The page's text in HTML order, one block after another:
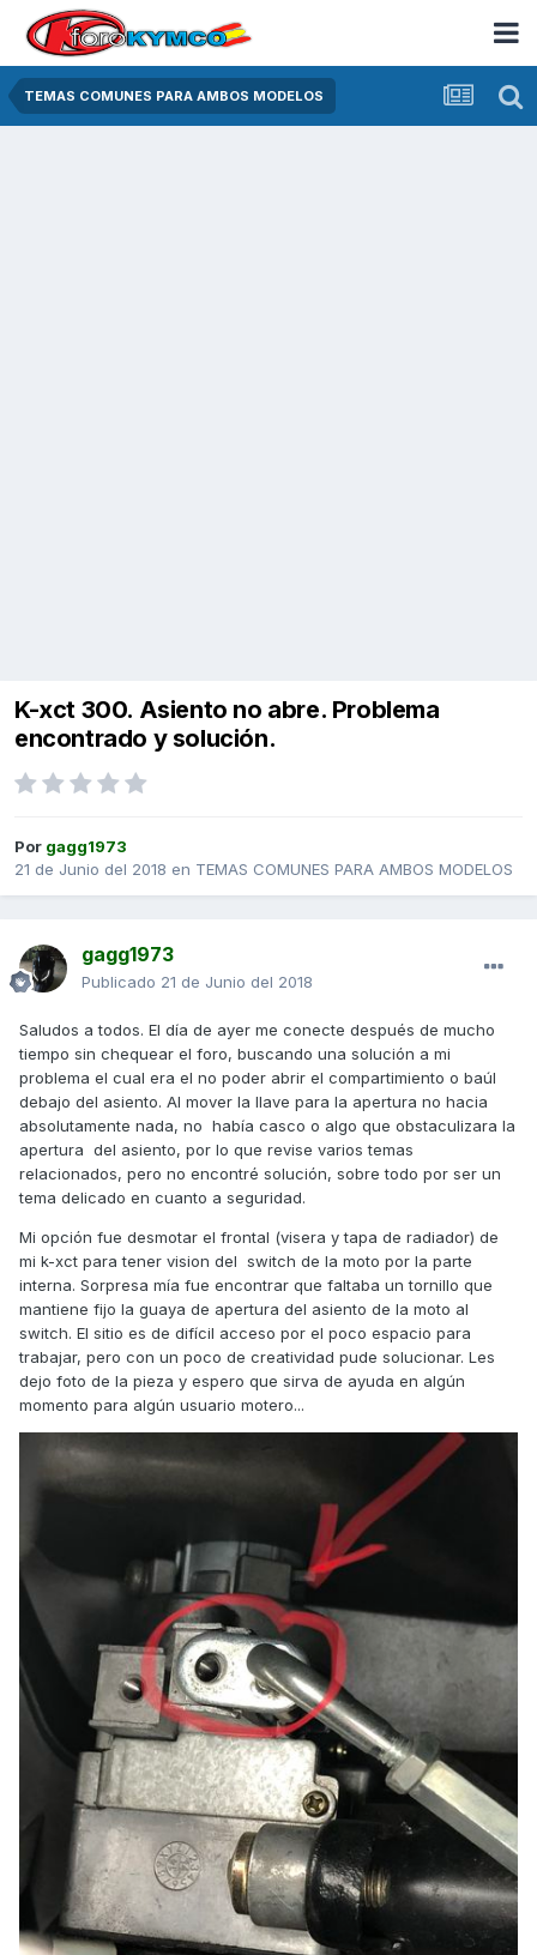
TEMAS COMUNES PARA AMBOS MODELOS
K-xct 300. Asiento no abre. Problema
encontrado y solución.
Por gagg1973
21 de Junio del 2018 en TEMAS COMUNES PARA AMBOS MODELOS
gagg1973
Publicado 21 de Junio del 2018
Saludos a todos. El día de ayer me conecte después de mucho
tiempo sin chequear el foro, buscando una solución a mi
problema el cual era el no poder abrir el compartimiento o baúl
debajo del asiento. Al mover la llave para la apertura no hacia
absolutamente nada, no había casco o algo que obstaculizara la
apertura del asiento, por lo que revise varios temas
relacionados, pero no encontré solución, sobre todo por ser un
tema delicado en cuanto a seguridad.
Mi opción fue desmotar el frontal (visera y tapa de radiador) de
mi k-xct para tener vision del switch de la moto por la parte
interna. Sorpresa mía fue encontrar que faltaba un tornillo que
mantiene fijo la guaya de apertura del asiento de la moto al
switch. El sitio es de difícil acceso por el poco espacio para
trabajar, pero con un poco de creatividad pude solucionar. Les
dejo foto de la pieza y espero que sirva de ayuda en algún
momento para algún usuario motero...